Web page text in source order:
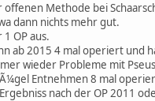
Methode bei
dann nichts mehr gut.
OP aus.
ab 2015 4 mal operiert und
wieder Probleme mit
Entnehmen 8 mal
nach der OP 2011